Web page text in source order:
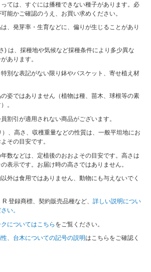
ては、すぐには播種できない種子があります。必
能かご確認のうえ、お買い求めください。
、発芽率・生育などに、偏りが生じることがあり
) は、採種地や気候など採種条件により多少異な
あります。
別な表記がない限り鉢やバスケット、寄せ植え材
姿ではありません（植物は種、苗木、球根等の素
。
割引が適用されない商品がございます。
、高さ、収穫重量などの性質は、一般平坦地にお
その目安です。
数などは、定植後のおおよその目安です。高さは
表示です。お届け時の高さではありません。
外は食用ではありません、動物にも与えないでく
R 登録商標、契約販売品種など、詳しい説明につい
い。
についてはこちら をご覧ください。
、台木についての記号の説明はこちらをご確認く